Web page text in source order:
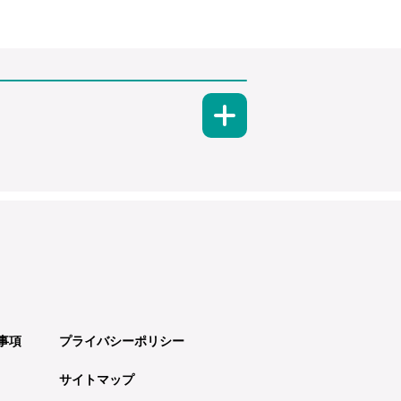
項 プライバシーポリシー
サイトマップ